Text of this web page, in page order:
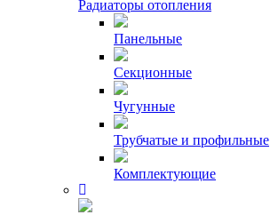
Радиаторы отопления
Панельные
Секционные
Чугунные
Трубчатые и профильные
Комплектующие